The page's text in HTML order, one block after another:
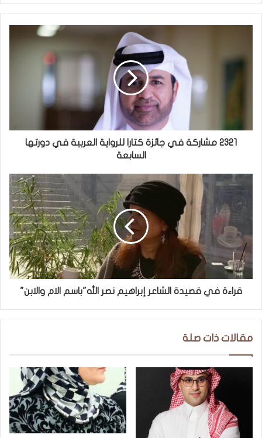
2321 مشاركة في جائزة كتارا للرواية العربية في دورتها
السابعة
قراءة في قصيدة الشاعر إبراهيم نصر الله"باسم الام والابن"
مقالات ذات صلة